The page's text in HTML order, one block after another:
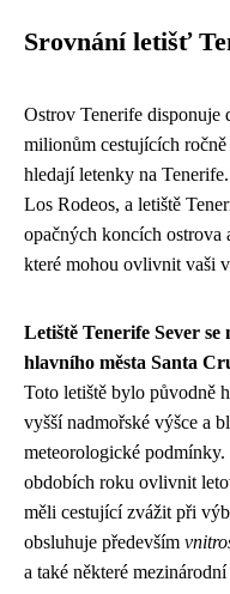
Srovnání letišť
Ostrov Tenerife disponuje
milionům cestujících
hledají letenky na
Los Rodeos, a letiště
opačných koncích ostrova
které mohou ovlivnit vaši
Letiště Tenerife Sever
hlavního města Santa
Toto letiště bylo původně
vyšší nadmořské výšce a
meteorologické
obdobích roku ovlivnit
měli cestující zvážit při
obsluhuje především
a také některé